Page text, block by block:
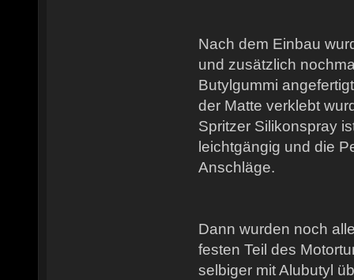
Nach dem Einbau
und zusätzlich
Butylgummi
der Matte verklebt
Spritzer Silikonspray
leichtgängig und die
Anschläge.
Dann wurden noch
festen Teil des
selbiger mit Alubutyl